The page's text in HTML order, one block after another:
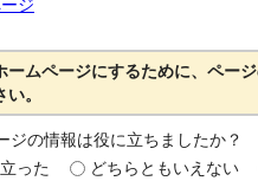
ジ
ームページにするために、ペー
。
ジの情報は役に立ちましたか？
った
どちらともいえない